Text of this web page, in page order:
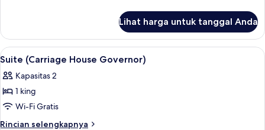
Signature
King
Room
Lihat harga untuk tanggal Anda
Lihat
semua
foto
untuk
Suite
(Carriage
Seprai Frette Italia, seprai premium,
3
Suite (Carriage House Governor)
Kapasitas 2
1 king
Wi-Fi Gratis
Rincian selengkapnya
Rincian